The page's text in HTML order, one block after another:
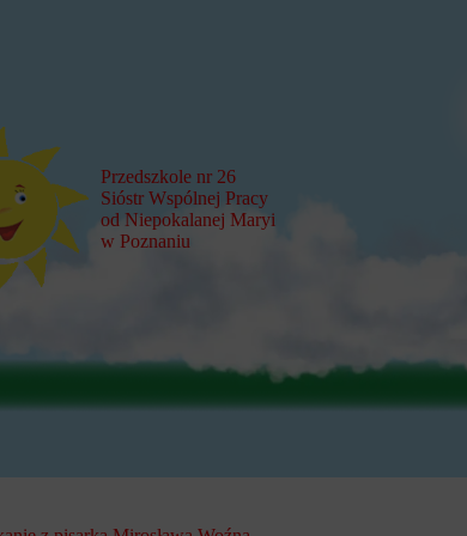
Przedszkole nr 26
Sióstr Wspólnej Pracy
od Niepokalanej Maryi
w Poznaniu